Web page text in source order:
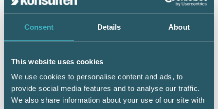
Consent Details About
This website uses cookies
We use cookies to personalise content and ads, to
provide social media features and to analyse our traffic.
We also share information about your use of our site with
God tro
Lagen ställer följande krav på en godtroende
köpare:
”En förvärvare skall anses ha varit i god tro
endast om det är sannolikt att egendomens
beskaffenhet, de förhållanden under vilka den
utbjöds och omständigheterna i övrigt var